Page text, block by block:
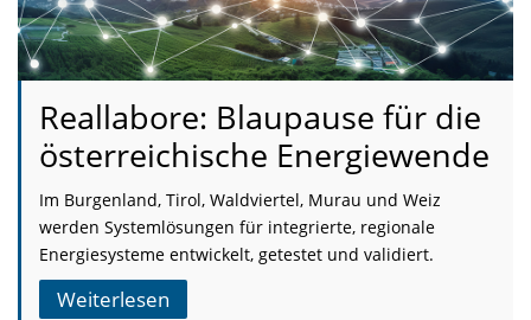
Reallabore: Blaupause für die
österreichische Energiewende
Im Burgenland, Tirol, Waldviertel, Murau und Weiz
werden Systemlösungen für integrierte, regionale
Energiesysteme entwickelt, getestet und validiert.
Weiterlesen